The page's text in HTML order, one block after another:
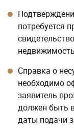
потребуется
Справка о
необходимо
заявитель
должен быть
даты подачи